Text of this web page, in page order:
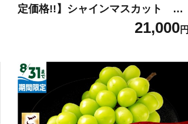
定価格!!】シャインマスカット 約
1.9kg | シャインマスカット マスカ
ット ぶどう ブドウ 葡萄 果物 フル
ギフト お裾分け 旬 人気 種なし 皮
ごと食べられる ジューシー 糖度が
高い 先行受付 先行予約 季節限定 お
すすめ 旬の果物 香川 香川県 三木町
21,000円